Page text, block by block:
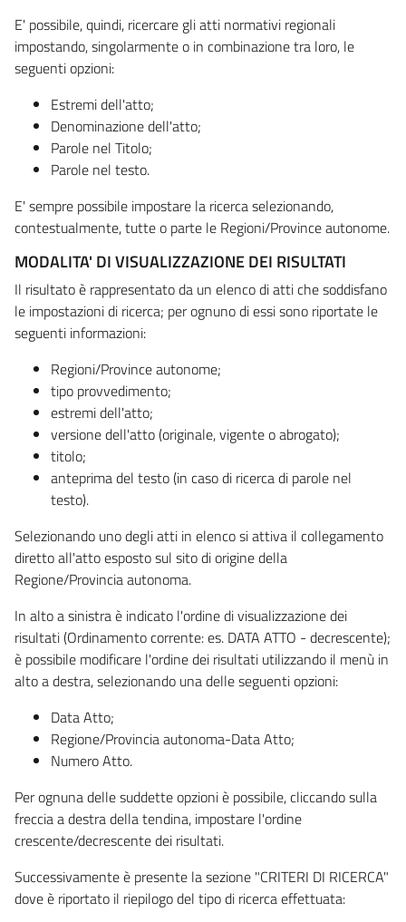
E' possibile, quindi, ricercare gli atti normativi regionali
impostando, singolarmente o in combinazione tra loro, le
seguenti opzioni:
Estremi dell'atto;
Denominazione dell'atto;
Parole nel Titolo;
Parole nel testo.
E' sempre possibile impostare la ricerca selezionando,
contestualmente, tutte o parte le Regioni/Province autonome.
MODALITA' DI VISUALIZZAZIONE DEI RISULTATI
Il risultato è rappresentato da un elenco di atti che soddisfano
le impostazioni di ricerca; per ognuno di essi sono riportate le
seguenti informazioni:
Regioni/Province autonome;
tipo provvedimento;
estremi dell'atto;
versione dell'atto (originale, vigente o abrogato);
titolo;
anteprima del testo (in caso di ricerca di parole nel
testo).
Selezionando uno degli atti in elenco si attiva il collegamento
diretto all'atto esposto sul sito di origine della
Regione/Provincia autonoma.
In alto a sinistra è indicato l'ordine di visualizzazione dei
risultati (Ordinamento corrente: es. DATA ATTO - decrescente);
è possibile modificare l'ordine dei risultati utilizzando il menù in
alto a destra, selezionando una delle seguenti opzioni:
Data Atto;
Regione/Provincia autonoma-Data Atto;
Numero Atto.
Per ognuna delle suddette opzioni è possibile, cliccando sulla
freccia a destra della tendina, impostare l'ordine
crescente/decrescente dei risultati.
Successivamente è presente la sezione "CRITERI DI RICERCA"
dove è riportato il riepilogo del tipo di ricerca effettuata: